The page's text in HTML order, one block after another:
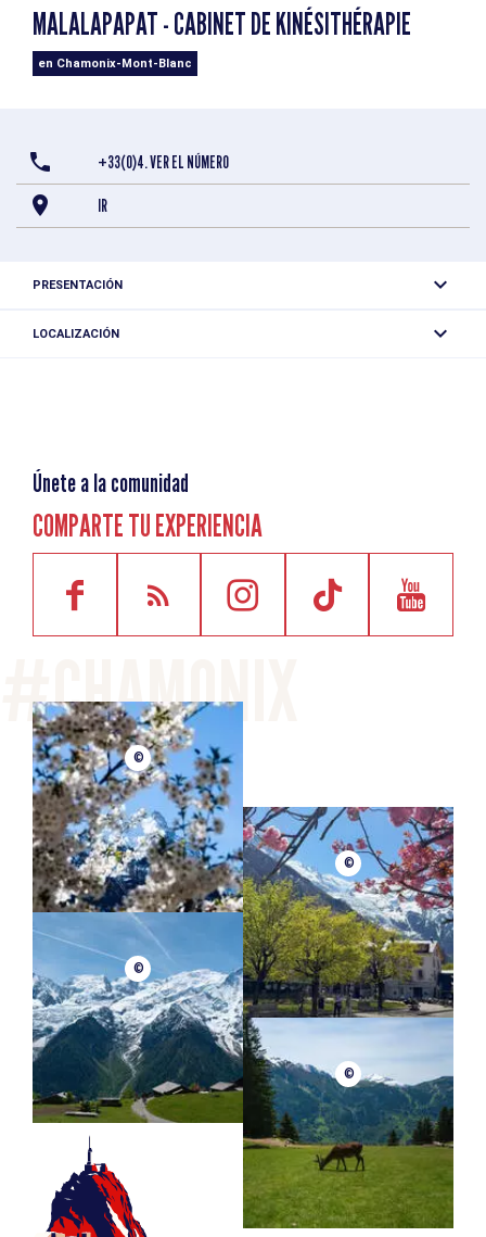
MALALAPAPAT - CABINET DE KINÉSITHÉRAPIE
en Chamonix-Mont-Blanc
+33(0)4. VER EL NÚMERO
IR
PRESENTACIÓN
LOCALIZACIÓN
Únete a la comunidad
COMPARTE TU EXPERIENCIA
©
©
©
©